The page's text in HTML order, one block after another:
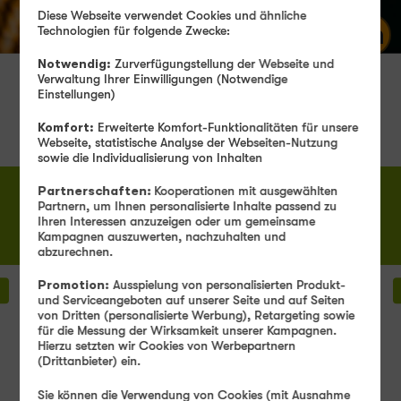
Jetzt bestellen
Produktinformationsblatt
statt19,99 €
Günstige SIM-Karte bei
winSIM
10 GB
6,99 €
mtl.
20 GB
8,99 €
mtl.
40 GB
10,99 €
mtl.
60 GB
14,99 €
mtl.
Unlimited
on demand
19,99 €
336
€
sparen
100
statt50MBit/s
3
AKTION
NUR BIS
11.08. 11 UHR
€
Diese Webseite verwendet Cookies und ähnliche
Technologien für folgende Zwecke:
Notwendig: Zurverfügungstellung der Webseite und
Verwaltung Ihrer Einwilligungen (Notwendige
Einstellungen)
Komfort: Erweiterte Komfort-Funktionalitäten für unsere
Webseite, statistische Analyse der Webseiten-Nutzung
sowie die Individualisierung von Inhalten
Partnerschaften: Kooperationen mit ausgewählten
Partnern, um Ihnen personalisierte Inhalte passend zu
Ihren Interessen anzuzeigen oder um gemeinsame
Kampagnen auszuwerten, nachzuhalten und
abzurechnen.
Promotion: Ausspielung von personalisierten Produkt-
und Serviceangeboten auf unserer Seite und auf Seiten
von Dritten (personalisierte Werbung), Retargeting sowie
für die Messung der Wirksamkeit unserer Kampagnen.
Hierzu setzten wir Cookies von Werbepartnern
(Drittanbieter) ein.
Sie können die Verwendung von Cookies (mit Ausnahme